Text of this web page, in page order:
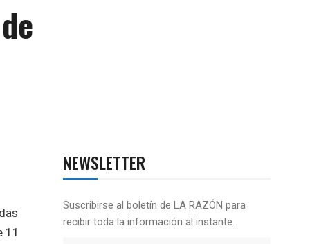
11
NEWSLETTER
Suscribirse al boletín de LA RAZÓN para
recibir toda la información al instante.